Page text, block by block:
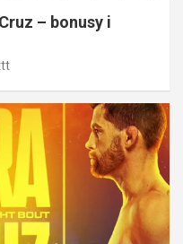
– bonusy i